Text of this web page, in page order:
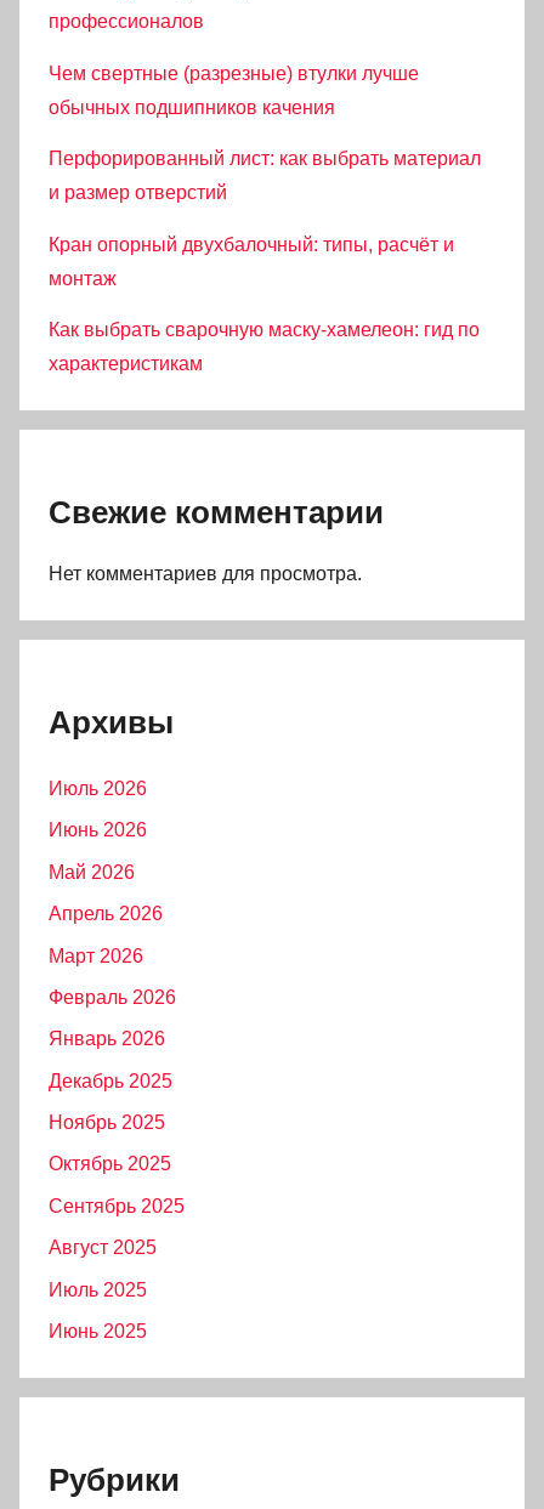
профессионалов
Чем свертные (разрезные) втулки лучше
обычных подшипников качения
Перфорированный лист: как выбрать материал
и размер отверстий
Кран опорный двухбалочный: типы, расчёт и
монтаж
Как выбрать сварочную маску-хамелеон: гид по
характеристикам
Свежие комментарии
Нет комментариев для просмотра.
Архивы
Июль 2026
Июнь 2026
Май 2026
Апрель 2026
Март 2026
Февраль 2026
Январь 2026
Декабрь 2025
Ноябрь 2025
Октябрь 2025
Сентябрь 2025
Август 2025
Июль 2025
Июнь 2025
Рубрики